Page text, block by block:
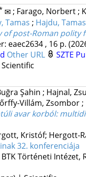
✉; Farago, Norbert;
Tamas ; Hajdu, Tamas
of post-Roman
eaec2634 , 16 p.
Other URL
SZTE
Şahin ; Hajnal,
Villám, Zsombor ;
avar korból:
Kristóf; Hergott-
32. konferenciája
BTK Történeti Intézet,